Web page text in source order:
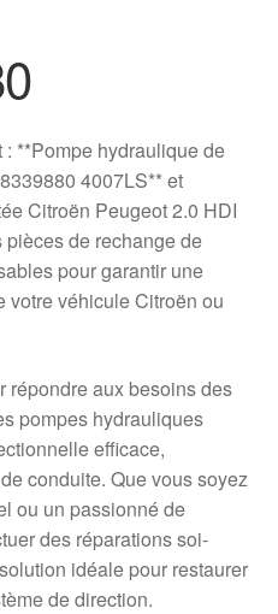
**Pompe hydraulique de
4007LS** et
Citroën Peugeot 2.0 HDI
de rechange de
pour garantir une
votre véhicule Citroën ou
répondre aux besoins des
pompes hydrauliques
efficace,
conduite. Que vous soyez
ou un passionné de
des réparations soi-
idéale pour restaurer
de direction.